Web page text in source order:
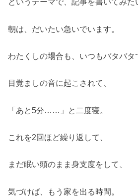
朝は、だいたい急いでいます。
わたくしの場合も、いつもバタバタ
目覚ましの音に起こされて、
「あと5分……」と二度寝。
これを2回ほど繰り返して、
まだ眠い頭のまま身支度をして、
気づけば、もう家を出る時間。